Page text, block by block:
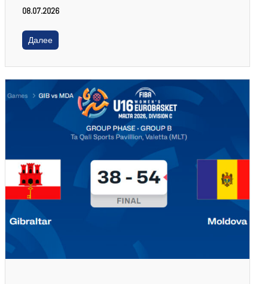
08.07.2026
Далее